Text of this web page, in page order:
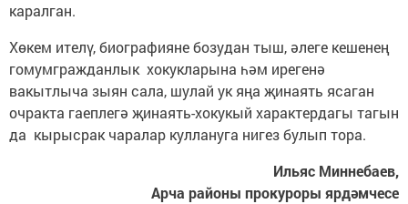
каралган.
Хөкем ителү, биографияне бозудан тыш, әлеге кешенең
гомумгражданлык хокукларына һәм ирегенә
вакытлыча зыян сала, шулай ук яңа җинаять ясаган
очракта гаеплегә җинаять-хокукый характердагы тагын
да кырысрак чаралар куллануга нигез булып тора.
Ильяс Миннебаев,
Арча районы прокуроры ярдәмчесе